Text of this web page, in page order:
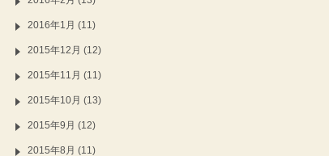
2016年1月 (11)
2015年12月 (12)
2015年11月 (11)
2015年10月 (13)
2015年9月 (12)
2015年8月 (11)